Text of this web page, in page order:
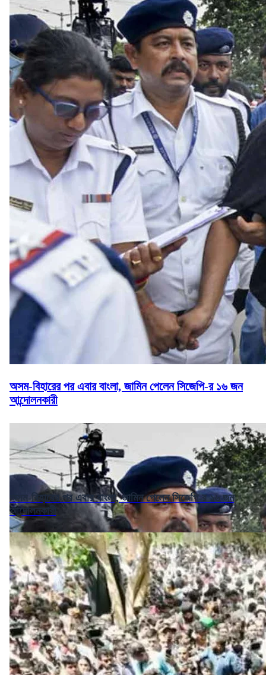
অসম-বিহারের পর এবার বাংলা, জামিন পেলেন সিজেপি-র ১৬ জন
আন্দোলনকারী
অসম-বিহারের পর এবার বাংলা, জামিন পেলেন সিজেপি-র ১৬ জন
আন্দোলনকারী